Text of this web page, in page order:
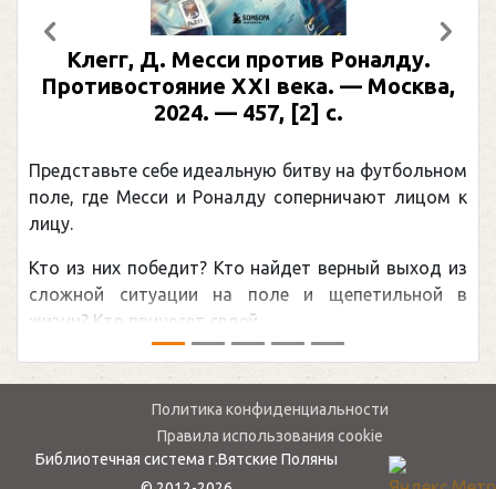
Клегг, Д. Месси против Роналду.
Противостояние XXI века. — Москва,
2024. — 457, [2] с.
Представьте себе идеальную битву на футбольном
поле, где Месси и Роналду соперничают лицом к
лицу.
Кто из них победит? Кто найдет верный выход из
сложной ситуации на поле и щепетильной в
жизни? Кто принесет своей ...
Предыдущий
Политика конфиденциальности
Правила использования cookie
Библиотечная система г.Вятские Поляны